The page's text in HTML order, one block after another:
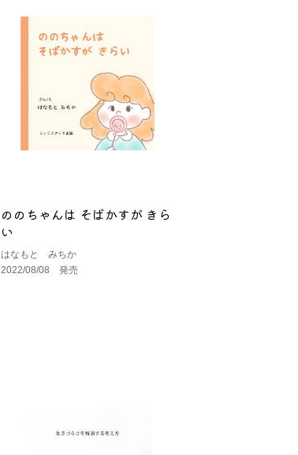
ののちゃんは そばかすが きら
い
はなもと みちか
2022/08/08 発売